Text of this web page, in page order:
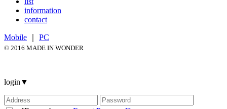
information
contact
Mobile PC
© 2016 MADE IN WONDER
login ▼